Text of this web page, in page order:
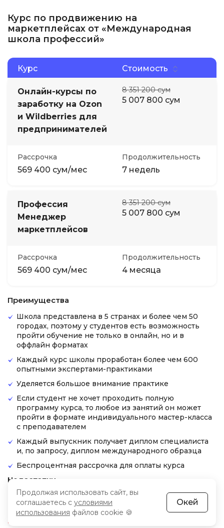
Курс по продвижению на
маркетплейсах от «Международная
школа профессий»
Курс Стоимость
Онлайн-курсы по
заработку на Ozon
и Wildberries для
предпринимателей
8 351 200 сум
5 007 800 сум
Рассрочка
569 400 сум/мес
Продолжительность
7 недель
Профессия
Менеджер
маркетплейсов
8 351 200 сум
5 007 800 сум
Рассрочка
569 400 сум/мес
Продолжительность
4 месяца
Преимущества
Школа представлена в 5 странах и более чем 50
городах, поэтому у студентов есть возможность
пройти обучение не только в онлайн, но и в
оффлайн форматах
Каждый курс школы проработан более чем 600
опытными экспертами-практиками
Уделяется большое внимание практике
Если студент не хочет проходить полную
программу курса, то любое из занятий он может
пройти в формате индивидуального мастер-класса
с преподавателем
Каждый выпускник получает диплом специалиста
и, по запросу, диплом международного образца
Беспроцентная рассрочка для оплаты курса
Недостатки
Часть пользователей указывает на устаревшие
данные материалов
Продолжая использовать сайт, вы
соглашаетесь с условиями
использования файлов cookie 🍪
Окей